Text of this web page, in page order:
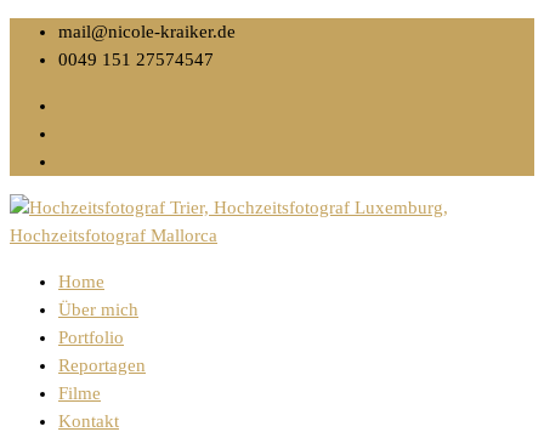
mail@nicole-kraiker.de
0049 151 27574547
Home
Über mich
Portfolio
Reportagen
Filme
Kontakt